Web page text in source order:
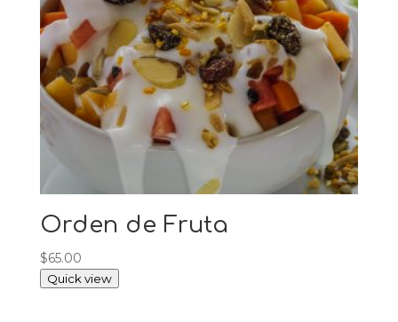
Orden de Fruta
$65.00
Quick view